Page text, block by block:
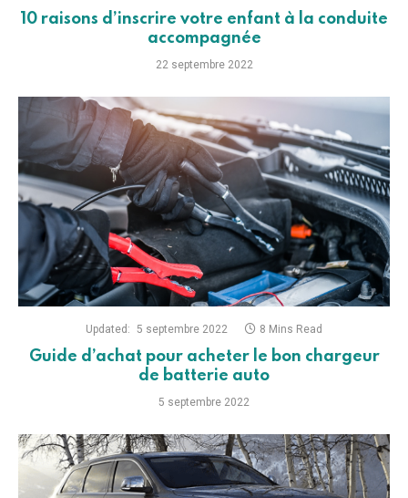
10 raisons d’inscrire votre enfant à la conduite
accompagnée
22 septembre 2022
Updated: 5 septembre 2022 8 Mins Read
Guide d’achat pour acheter le bon chargeur
de batterie auto
5 septembre 2022